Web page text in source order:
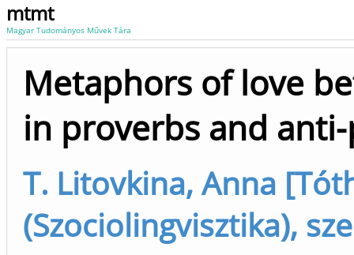
mtmt
Magyar Tudományos Művek Tára
Metaphors of love
in proverbs and
T. Litovkina, Anna
(Szociolingvisztika),